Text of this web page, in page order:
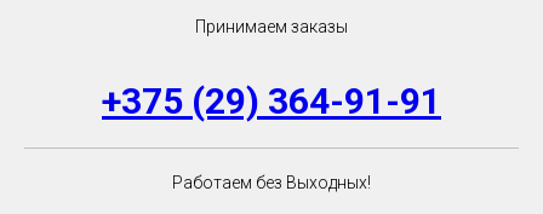
Принимаем заказы
+375 (29) 364-91-91
Работаем без Выходных!